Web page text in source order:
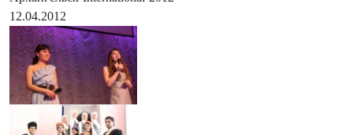
12.04.2012